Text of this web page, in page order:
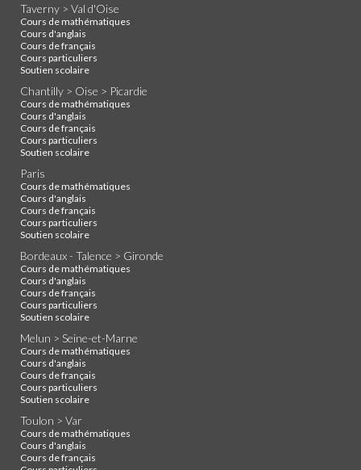
Taverny > Val d'Oise
Cours de mathématiques
Cours d'anglais
Cours de français
Cours particuliers
Soutien scolaire
Chantilly > Oise > Picardie
Cours de mathématiques
Cours d'anglais
Cours de français
Cours particuliers
Soutien scolaire
Paris
Cours de mathématiques
Cours d'anglais
Cours de français
Cours particuliers
Soutien scolaire
Bordeaux - Talence > Gironde
Cours de mathématiques
Cours d'anglais
Cours de français
Cours particuliers
Soutien scolaire
Melun > Seine-et-Marne
Cours de mathématiques
Cours d'anglais
Cours de français
Cours particuliers
Soutien scolaire
Toulon > Var
Cours de mathématiques
Cours d'anglais
Cours de français